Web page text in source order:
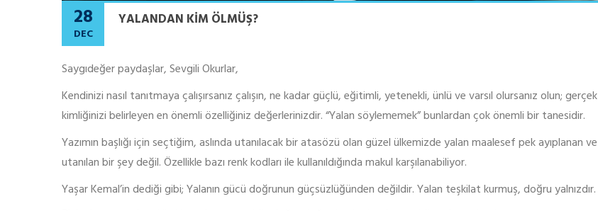
28
DEC
YALANDAN KIM ÖLMÜŞ?
Saygıdeğer paydaşlar, Sevgili Okurlar,
Kendinizi nasıl tanıtmaya çalışırsanız çalışın, ne kadar güçlü, eğitimli, yetenekli, ünlü ve varsıl olursanız olun; gerçek
kimliğinizi belirleyen en önemli özelliğiniz değerlerinizdir. “Yalan söylememek” bunlardan çok önemli bir tanesidir.
Yazımın başlığı için seçtiğim, aslında utanılacak bir atasözü olan güzel ülkemizde yalan maalesef pek ayıplanan ve
utanılan bir şey değil. Özellikle bazı renk kodları ile kullanıldığında makul karşılanabiliyor.
Yaşar Kemal’in dediği gibi; Yalanın gücü doğrunun güçsüzlüğünden değildir. Yalan teşkilat kurmuş, doğru yalnızdır.